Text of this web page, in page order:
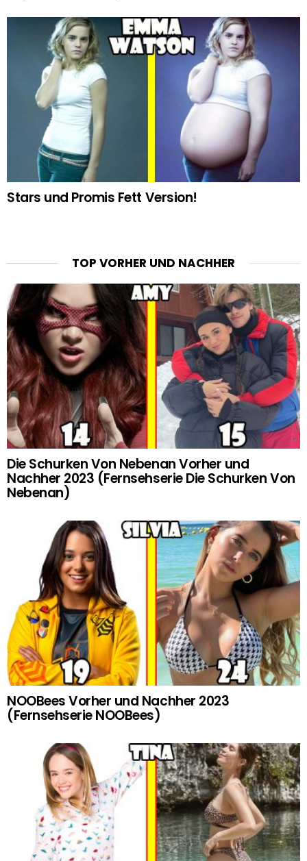
Stars und Promis Fett Version!
TOP VORHER UND NACHHER
Die Schurken Von Nebenan Vorher und
Nachher 2023 (Fernsehserie Die Schurken Von
Nebenan)
NOOBees Vorher und Nachher 2023
(Fernsehserie NOOBees)